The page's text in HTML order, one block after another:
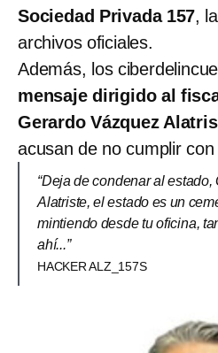
Sociedad Privada 157,
archivos oficiales.
Además, los
mensaje dirigido al
Gerardo Vázquez
acusan de no cumplir
“Deja de condenar al
Alatriste, el estado es un
mintiendo desde tu oficina,
ahí...”
HACKER ALZ_157S